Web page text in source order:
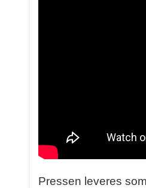
Pressen leveres